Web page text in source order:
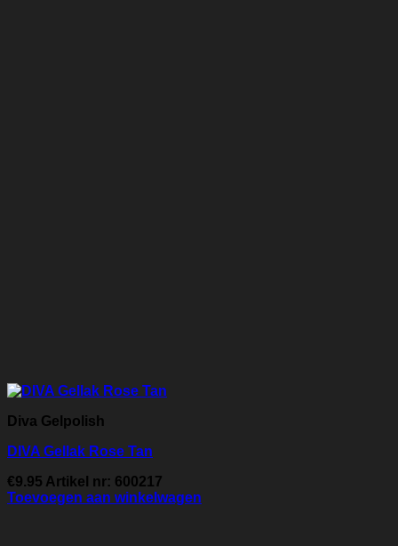
Diva Gelpolish
DIVA Gellak Rose Tan
€9.95 Artikel nr: 600217
Toevoegen aan winkelwagen